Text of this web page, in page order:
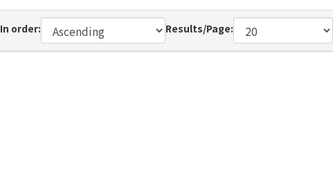
In order: Results/Page: